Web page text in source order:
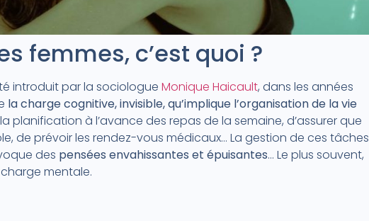
femmes, c’est quoi ?
introduit par la sociologue Monique Haicault, dans les années
la charge cognitive, invisible, qu’implique l’organisation de la vie
planification à l’avance des repas de la semaine, d’assurer que
de prévoir les rendez-vous médicaux… La gestion de ces tâches
des pensées envahissantes et épuisantes… Le plus souvent,
mentale.